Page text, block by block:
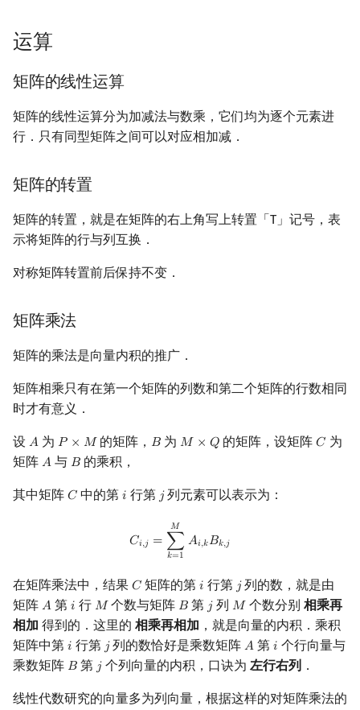
运算
矩阵的线性运算
矩阵的线性运算分为加减法与数乘，它们均为逐个元素进
行．只有同型矩阵之间可以对应相加减．
矩阵的转置
矩阵的转置，就是在矩阵的右上角写上转置「T」记号，表
示将矩阵的行与列互换．
对称矩阵转置前后保持不变．
矩阵乘法
矩阵的乘法是向量内积的推广．
矩阵相乘只有在第一个矩阵的列数和第二个矩阵的行数相同
时才有意义．
设 𝐴
A 为 𝑃 × 𝑀
P× M 的矩阵， 𝐵
B 为𝑀 × 𝑄
M× Q 的矩阵，设矩阵𝐶
C 为
矩阵 𝐴
A 与 𝐵
B 的乘积，
其中矩阵 𝐶
C 中的第𝑖
i 行第 𝑗
j列元素可以表示为：
𝐶𝑖,𝑗 =
𝑀
∑
𝑘=1
𝐴𝑖,𝑘𝐵𝑘,𝑗
=1M
在矩阵乘法中，结果 𝐶
C 矩阵的第𝑖
i 行第 𝑗
j列的数，就是由
矩阵 𝐴
A 第 𝑖
i 行 𝑀
M 个数与矩阵 𝐵
B 第 𝑗
j列 𝑀
M 个数分别 相乘再
相加 得到的．这里的 相乘再相加 ，就是向量的内积．乘积
矩阵中第 𝑖
i 行第 𝑗
j列的数恰好是乘数矩阵𝐴
A 第𝑖
i 个行向量与
乘数矩阵 𝐵
B 第 𝑗
j个列向量的内积，口诀为 左行右列 ．
线性代数研究的向量多为列向量，根据这样的对矩阵乘法的